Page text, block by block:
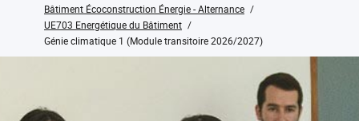
Bâtiment Écoconstruction Énergie - Alternance
UE703 Energétique du Bâtiment
Génie climatique 1 (Module transitoire 2026/2027)